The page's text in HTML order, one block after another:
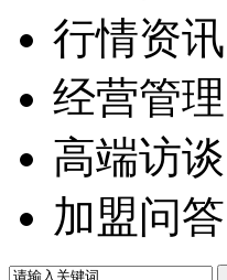
行情资讯
经营管理
高端访谈
加盟问答